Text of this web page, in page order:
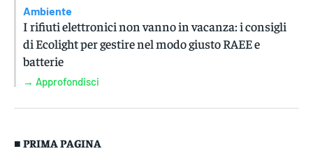
Ambiente
I rifiuti elettronici non vanno in vacanza: i consigli
di Ecolight per gestire nel modo giusto RAEE e
batterie
→ Approfondisci
■ PRIMA PAGINA